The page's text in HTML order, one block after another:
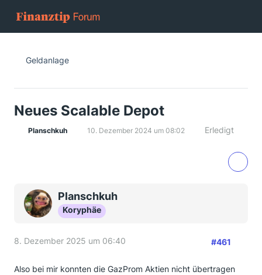
Geldanlage
Neues Scalable Depot
Planschkuh 10. Dezember 2024 um 08:02 Erledigt
Planschkuh
Koryphäe
8. Dezember 2025 um 06:40 #461
Also bei mir konnten die GazProm Aktien nicht übertragen